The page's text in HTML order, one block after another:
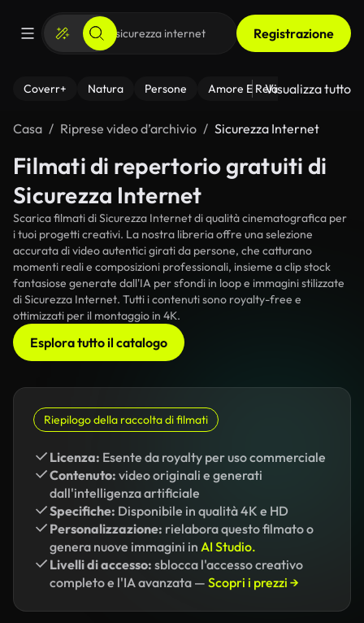
Registrazione
Coverr+ Natura Persone Amore E Relazioni Il
Visualizza tutto
Casa Riprese video d’archivio Sicurezza Internet
Filmati di repertorio gratuiti di
Sicurezza Internet
Scarica filmati di Sicurezza Internet di qualità cinematografica per
i tuoi progetti creativi. La nostra libreria offre una selezione
accurata di video autentici girati da persone, che catturano
momenti reali e composizioni professionali, insieme a clip stock
fantasiose generate dall'IA per sfondi in loop e immagini stilizzate
di Sicurezza Internet. Tutti i contenuti sono royalty-free e
ottimizzati per il montaggio in 4K.
Esplora tutto il catalogo
Riepilogo della raccolta di filmati
Licenza: Esente da royalty per uso commerciale
Contenuto: video originali e generati
dall'intelligenza artificiale
Specifiche: Disponibile in qualità 4K e HD
Personalizzazione: rielabora questo filmato o
genera nuove immagini in AI Studio.
Livelli di accesso: sblocca l'accesso creativo
completo e l'IA avanzata — Scopri i prezzi →